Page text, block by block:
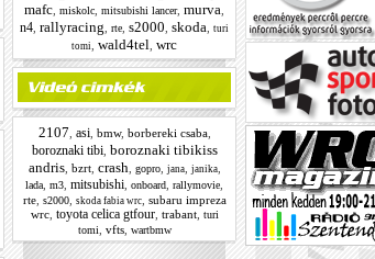
mafc miskolc mitsubishi lancer, murva
n4 rallyracing rte s2000 skoda turi
tomi wald4tel wrc
2107 asi, bmw, borbereki csaba,
boroznaki tibi, boroznaki tibikiss
andris, bzrt, crash gopro, jana, janika,
lada m3 mitsubishi onboard rallymovie
rte, s2000, skoda fabia wrc, subaru impreza
wrc, toyota celica gtfour, trabant, turi
tomi
vfts, wartbmw